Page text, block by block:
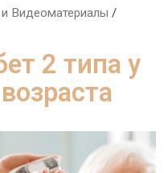
и Видеоматериалы /
2 типа у